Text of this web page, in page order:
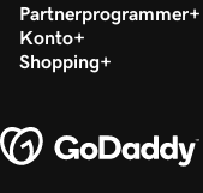
Partnerprogrammer
Konto
Shopping